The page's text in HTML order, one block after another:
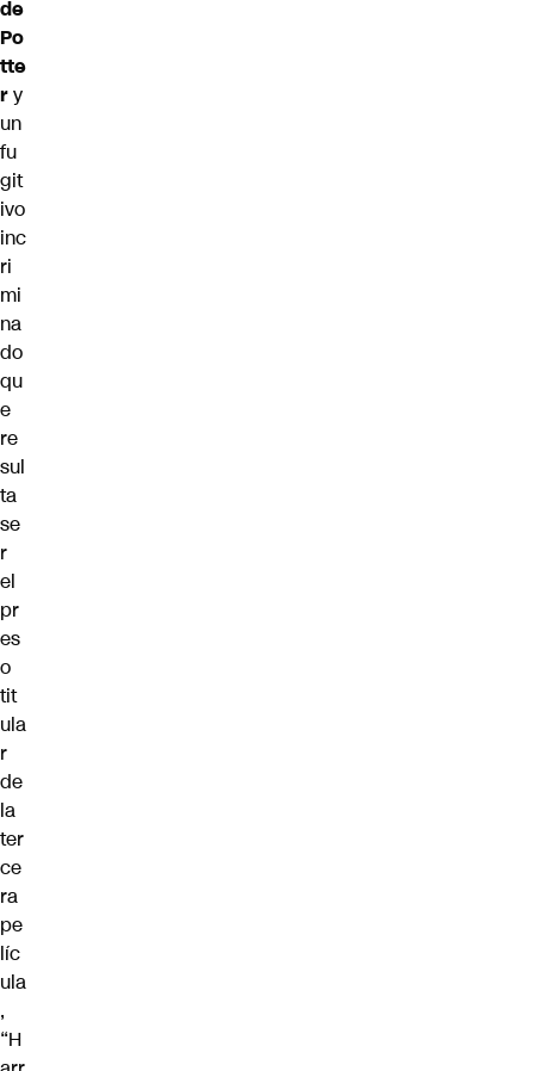
de
Po
tte
ry
un
fu
git
ivo
inc
ri
mi
na
do
qu
e
re
sul
ta
se
r
el
pr
es
o
tit
ula
r
de
la
ter
ce
ra
pe
líc
ula
,
“H